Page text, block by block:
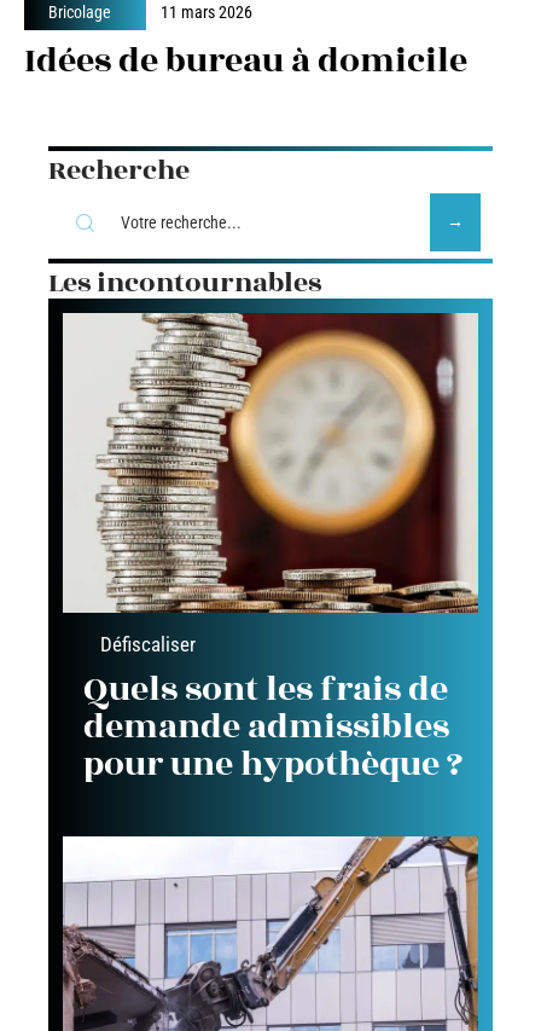
Bricolage 11 mars 2026
Idées de bureau à domicile
Recherche
Les incontournables
Défiscaliser
Quels sont les frais de
demande admissibles
pour une hypothèque ?